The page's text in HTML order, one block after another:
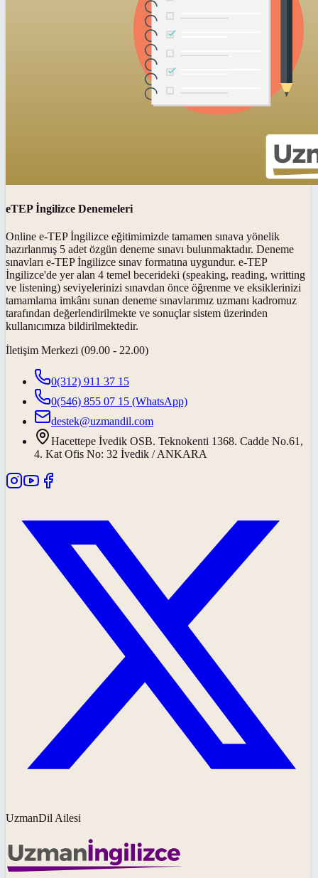
eTEP İngilizce Denemeleri
Online e-TEP İngilizce eğitimimizde tamamen sınava yönelik
hazırlanmış 5 adet özgün deneme sınavı bulunmaktadır. Deneme
sınavları e-TEP İngilizce sınav formatına uygundur. e-TEP
İngilizce'de yer alan 4 temel becerideki (speaking, reading, writting
ve listening) seviyelerinizi sınavdan önce öğrenme ve eksiklerinizi
tamamlama imkânı sunan deneme sınavlarımız uzmanı kadromuz
tarafından değerlendirilmekte ve sonuçlar sistem üzerinden
kullanıcımıza bildirilmektedir.
İletişim Merkezi (09.00 - 22.00)
0(312) 911 37 15
0(546) 855 07 15 (WhatsApp)
destek@uzmandil.com
Hacettepe İvedik OSB. Teknokenti 1368. Cadde No.61,
4. Kat Ofis No: 32 İvedik / ANKARA
UzmanDil Ailesi